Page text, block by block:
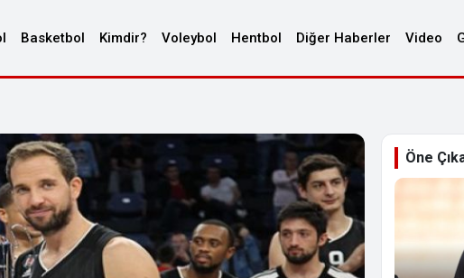
Basketbol Kimdir? Voleybol Hentbol Diğer Haberler Video
Öne